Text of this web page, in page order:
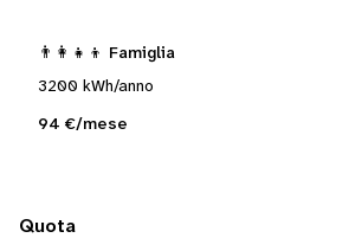
👨‍👩‍👧‍👦 Famiglia
3200 kWh/anno
94 €/mese
Quota